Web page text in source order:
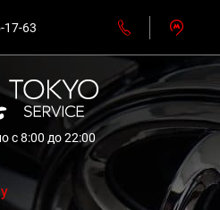
17-63
с 8:00 до 22:00